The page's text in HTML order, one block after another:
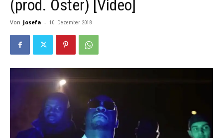
(prod. Oster) [Video]
Von Josefa - 10. Dezember 2018